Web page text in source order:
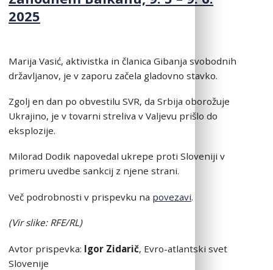
2025
Marija Vasić, aktivistka in članica Gibanja svobodnih
državljanov, je v zaporu začela gladovno stavko.
Zgolj en dan po obvestilu SVR, da Srbija oborožuje
Ukrajino, je v tovarni streliva v Valjevu prišlo do
eksplozije.
Milorad Dodik napovedal ukrepe proti Sloveniji v
primeru uvedbe sankcij z njene strani.
Več podrobnosti v prispevku na povezavi.
(Vir slike: RFE/RL)
Avtor prispevka: Igor Zidarič, Evro-atlantski svet
Slovenije